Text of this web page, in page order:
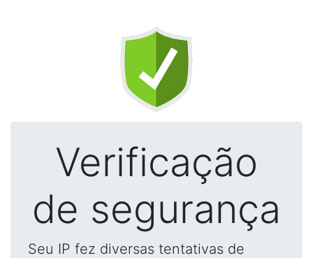
Verificação
de segurança
Seu IP fez diversas tentativas de